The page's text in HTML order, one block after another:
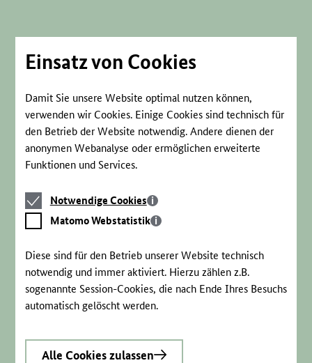
Einsatz von Cookies
Damit Sie unsere Website optimal nutzen können,
verwenden wir Cookies. Einige Cookies sind technisch für
den Betrieb der Website notwendig. Andere dienen der
anonymen Webanalyse oder ermöglichen erweiterte
Funktionen und Services.
Notwendige
Cookies
Notwendige Cookies
Matomo
Webstatistik
Matomo Webstatistik
Diese sind für den Betrieb unserer Website technisch
notwendig und immer aktiviert. Hierzu zählen z.B.
sogenannte Session-Cookies, die nach Ende Ihres Besuchs
automatisch gelöscht werden.
Alle Cookies zulassen